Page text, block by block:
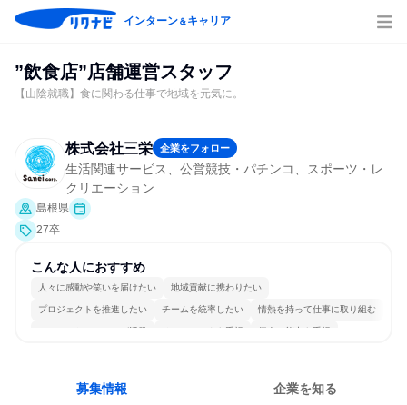
インターン＆キャリア
”飲食店”店舗運営スタッフ
【山陰就職】食に関わる仕事で地域を元気に。
株式会社三栄 企業をフォロー
生活関連サービス、公営競技・パチンコ、スポーツ・レ
クリエーション
島根県
27卒
こんな人におすすめ
人々に感動や笑いを届けたい 地域貢献に携わりたい
プロジェクトを推進したい チームを統率したい 情熱を持って仕事に取り組む
コミュニケーションが活発 チームワークを重視 個人の能力を重視
募集情報 企業を知る